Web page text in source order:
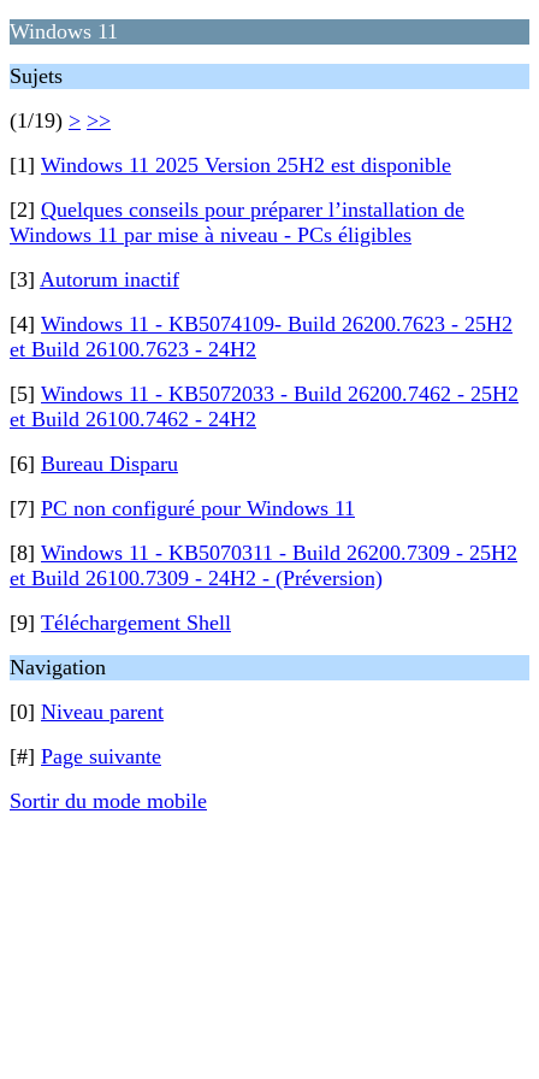
Windows 11
Sujets
(1/19) > >>
[1] Windows 11 2025 Version 25H2 est disponible
[2] Quelques conseils pour préparer l’installation de
Windows 11 par mise à niveau - PCs éligibles
[3] Autorum inactif
[4] Windows 11 - KB5074109- Build 26200.7623 - 25H2
et Build 26100.7623 - 24H2
[5] Windows 11 - KB5072033 - Build 26200.7462 - 25H2
et Build 26100.7462 - 24H2
[6] Bureau Disparu
[7] PC non configuré pour Windows 11
[8] Windows 11 - KB5070311 - Build 26200.7309 - 25H2
et Build 26100.7309 - 24H2 - (Préversion)
[9] Téléchargement Shell
Navigation
[0] Niveau parent
[#] Page suivante
Sortir du mode mobile